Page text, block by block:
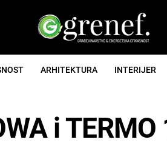
ARHITEKTURA INTERIJER
i TERMO